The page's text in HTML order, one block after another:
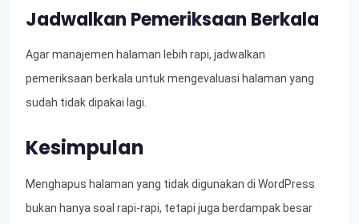
Jadwalkan Pemeriksaan Berkala
Agar manajemen halaman lebih rapi, jadwalkan
pemeriksaan berkala untuk mengevaluasi halaman yang
sudah tidak dipakai lagi.
Kesimpulan
Menghapus halaman yang tidak digunakan di WordPress
bukan hanya soal rapi-rapi, tetapi juga berdampak besar